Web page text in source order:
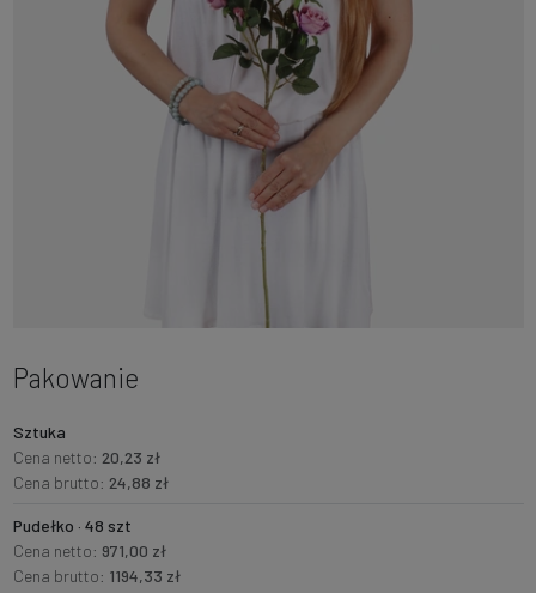
Pakowanie
Sztuka
Cena netto: 20,23 zł
Cena brutto: 24,88 zł
Pudełko · 48 szt
Cena netto: 971,00 zł
Cena brutto: 1194,33 zł